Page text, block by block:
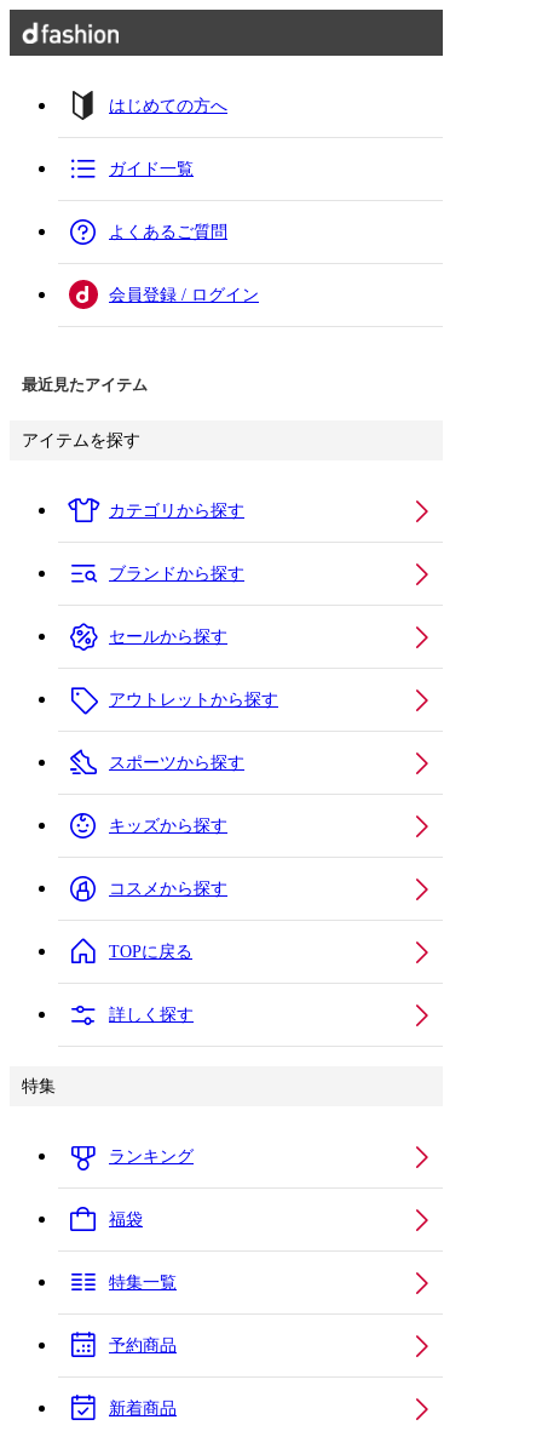
はじめての方へ
ガイド一覧
よくあるご質問
会員登録 / ログイン
最近見たアイテム
アイテムを探す
カテゴリから探す
ブランドから探す
セールから探す
アウトレットから探す
スポーツから探す
キッズから探す
コスメから探す
TOPに戻る
詳しく探す
特集
ランキング
福袋
特集一覧
予約商品
新着商品